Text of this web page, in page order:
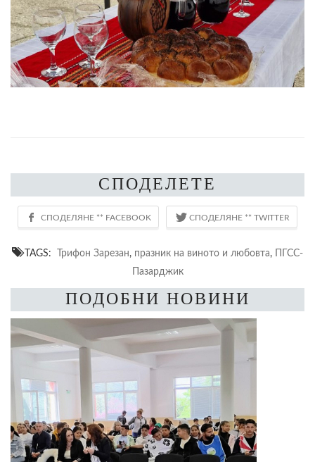
СПОДЕЛЕТЕ
TAGS: Трифон Зарезан, празник на виното и любовта,
ПГСС-
Пазарджик
ПОДОБНИ НОВИНИ